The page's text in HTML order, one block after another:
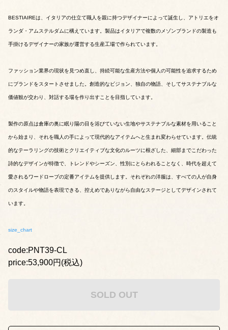
BESTIAIREは、イタリアの仕立て職人を親に持つデザイナーによって誕生し、アトリエをオ
ランダ・アムステルダムに構えています。製品はイタリアで複数のメゾンブランドの製造も
手掛けるデザイナーの家族が運営する生産工場で作られています。
ファッション業界の現状を見つめ直し、持続可能な生産方法や個人の可能性を追求するため
にブランドをスタートさせました。創造的なビジョン、独自の物語、そしてサステナブルな
価値観が交わり、対話する場を作り出すことを目指しています。
製作の原点は倉庫の奥に眠り陽の目を浴びていない生地やサステナブルな素材を用いること
から始まり、それを職人の手によって現代的なアイテムへと生まれ変わらせています。伝統
的なテーラリングの技術とクリエイティブな文化のルーツに根ざした、細部までこだわった
詩的なデザインが特徴で、トレンドやシーズン、性別にとらわれることなく、時代を超えて
愛されるワードローブの定番アイテムを提供します。それぞれの洋服は、すべての人が自身
のスタイルや物語を表現できる、控えめでありながら自由なステージとしてデザインされて
います。
size_chart
code:PNT39-CL
price:53,900円(税込)
SOLD OUT